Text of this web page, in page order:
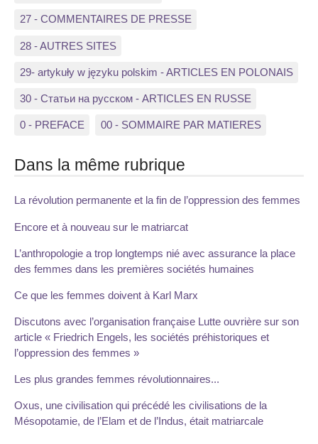
27 - COMMENTAIRES DE PRESSE
28 - AUTRES SITES
29- artykuły w języku polskim - ARTICLES EN POLONAIS
30 - Статьи на русском - ARTICLES EN RUSSE
0 - PREFACE 00 - SOMMAIRE PAR MATIERES
Dans la même rubrique
La révolution permanente et la fin de l’oppression des femmes
Encore et à nouveau sur le matriarcat
L’anthropologie a trop longtemps nié avec assurance la place
des femmes dans les premières sociétés humaines
Ce que les femmes doivent à Karl Marx
Discutons avec l’organisation française Lutte ouvrière sur son
article « Friedrich Engels, les sociétés préhistoriques et
l’oppression des femmes »
Les plus grandes femmes révolutionnaires...
Oxus, une civilisation qui précédé les civilisations de la
Mésopotamie, de l’Elam et de l’Indus, était matriarcale